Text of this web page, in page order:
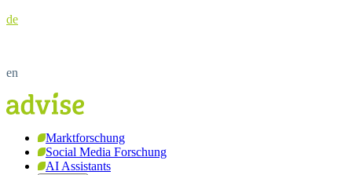
de
en
Marktforschung
Social Media Forschung
AI Assistants